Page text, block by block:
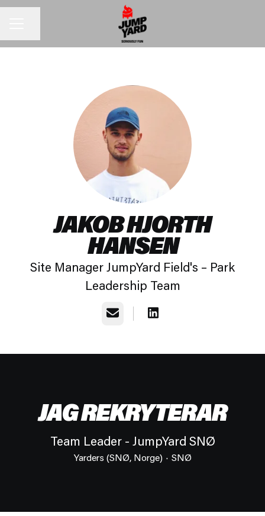
JAKOB HJORTH
HANSEN
Site Manager JumpYard Field's – Park
Leadership Team
E-post
JAG REKRYTERAR
Team Leader - JumpYard SNØ
Yarders (SNØ, Norge) · SNØ